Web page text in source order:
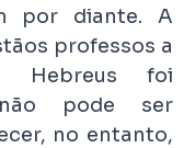
por diante. A
professos a
Hebreus foi
pode ser
no entanto,